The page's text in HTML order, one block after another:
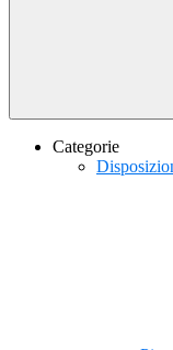
Categorie